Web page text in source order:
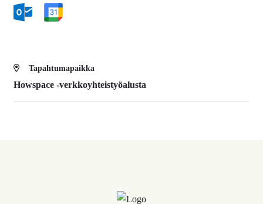
Tapahtumapaikka
Howspace -verkkoyhteistyöalusta